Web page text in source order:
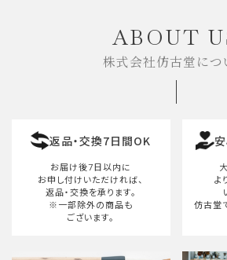
ABOUT
株式会社仿古堂につ
返品・交換7日間OK
お届け後7日以内に
お申し付けいただければ、
返品・交換を承ります。
※一部除外の商品も
ございます。
よ
仿古堂